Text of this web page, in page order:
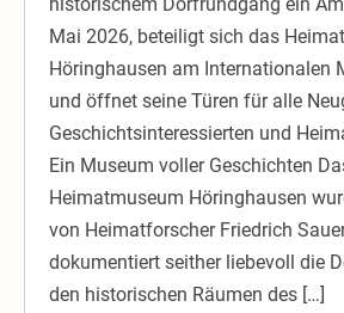
Mai 2026, beteiligt sich das
Höringhausen am Internationalen
und öffnet seine Türen für alle
Geschichtsinteressierten und
Ein Museum voller Geschichten
Heimatmuseum Höringhausen
von Heimatforscher Friedrich
dokumentiert seither liebevoll die
den historischen Räumen des […]